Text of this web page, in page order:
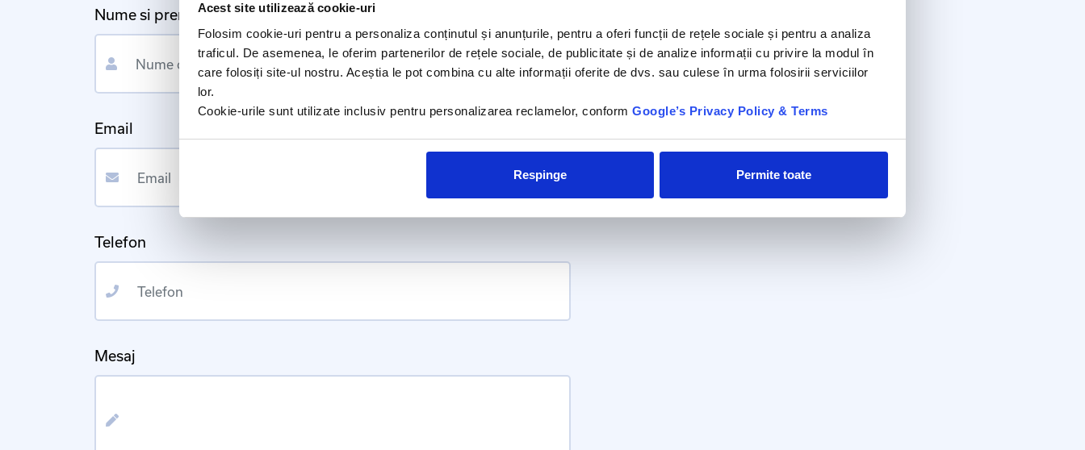
Acest site utilizează cookie-uri
Folosim cookie-uri pentru a personaliza conținutul și anunțurile, pentru a oferi funcții de rețele sociale și pentru a analiza
traficul. De asemenea, le oferim partenerilor de rețele sociale, de publicitate și de analize informații cu privire la modul în
care folosiți site-ul nostru. Aceștia le pot combina cu alte informații oferite de dvs. sau culese în urma folosirii serviciilor
lor.
Cookie-urile sunt utilizate inclusiv pentru personalizarea reclamelor, conform Google’s Privacy Policy & Terms
Respinge Permite toate
Nume si prenume
Email
Telefon
Mesaj